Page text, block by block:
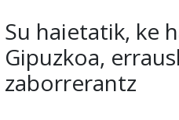
Su haietatik, ke
Gipuzkoa,
zaborrerantz